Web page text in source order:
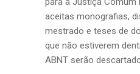
aceitas monografias,
mestrado e teses de
que não estiverem
ABNT serão